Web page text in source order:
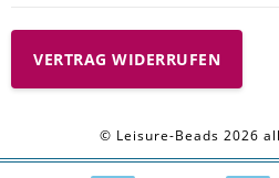
VERTRAG WIDERRUFEN
© Leisure-Beads 2026